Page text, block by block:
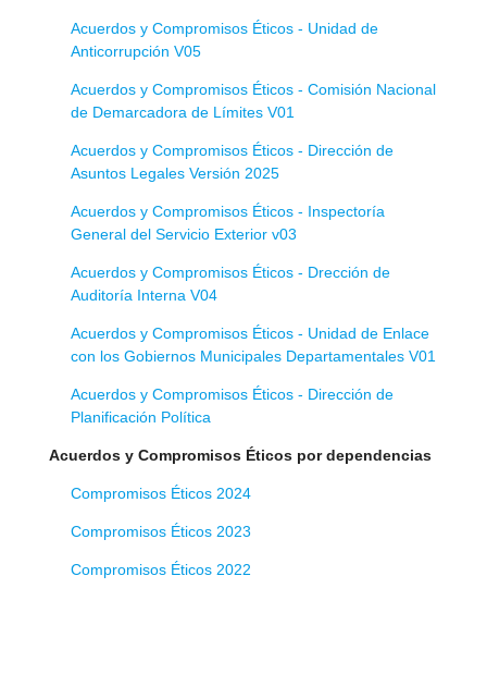
Acuerdos y Compromisos Éticos - Unidad de
Anticorrupción V05
Acuerdos y Compromisos Éticos - Comisión Nacional
de Demarcadora de Límites V01
Acuerdos y Compromisos Éticos - Dirección de
Asuntos Legales Versión 2025
Acuerdos y Compromisos Éticos - Inspectoría
General del Servicio Exterior v03
Acuerdos y Compromisos Éticos - Drección de
Auditoría Interna V04
Acuerdos y Compromisos Éticos - Unidad de Enlace
con los Gobiernos Municipales Departamentales V01
Acuerdos y Compromisos Éticos - Dirección de
Planificación Política
Acuerdos y Compromisos Éticos por dependencias
Compromisos Éticos 2024
Compromisos Éticos 2023
Compromisos Éticos 2022